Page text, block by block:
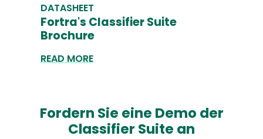
DATASHEET
Fortra's Classifier Suite
Brochure
READ MORE
Fordern Sie eine Demo der
Classifier Suite an